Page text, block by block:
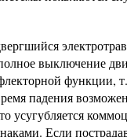
выключение
функции, т.
падения
усугубляется
Если